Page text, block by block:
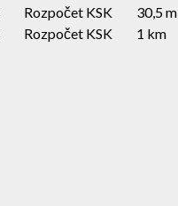
Rozpočet KSK
30,5 m
Rozpočet KSK 1 km